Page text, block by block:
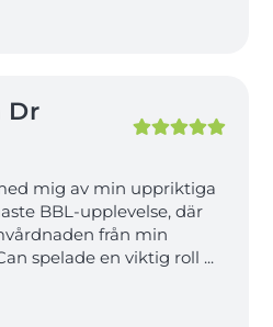
Dr
mig av min uppriktiga
BBL-upplevelse, där
från min
spelade en viktig roll ...